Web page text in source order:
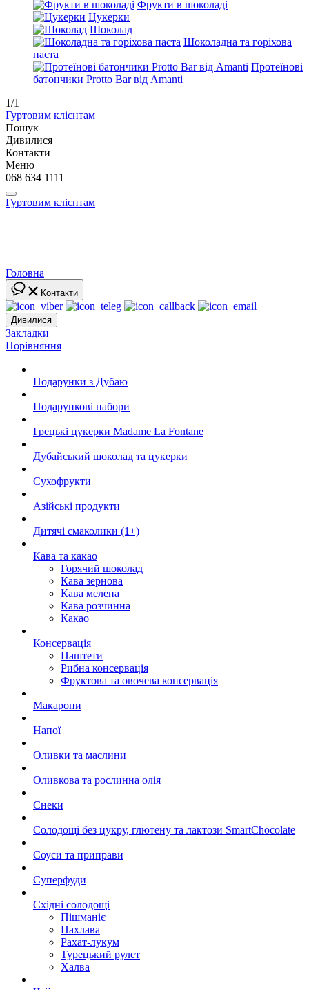
Фрукти в шоколаді
Цукерки
Шоколад
Шоколадна та горіхова
паста
Протеїнові
батончики Protto Bar від Amanti
1/1
Гуртовим клієнтам
Пошук
Дивилися
Контакти
Меню
068 634 1111
Гуртовим клієнтам
Головна
Контакти
Дивилися
Закладки
Порівняння
Подарунки з Дубаю
Подарункові набори
Грецькі цукерки Madame La Fontane
Дубайський шоколад та цукерки
Сухофрукти
Азійські продукти
Дитячі смаколики (1+)
Кава та какао
Горячий шоколад
Кава зернова
Кава мелена
Кава розчинна
Какао
Консервація
Паштети
Рибна консервація
Фруктова та овочева консервація
Макарони
Напої
Оливки та маслини
Оливкова та рослинна олія
Снеки
Солодощі без цукру, глютену та лактози SmartChocolate
Соуси та приправи
Суперфуди
Східні солодощі
Пішманіє
Пахлава
Рахат-лукум
Турецький рулет
Халва